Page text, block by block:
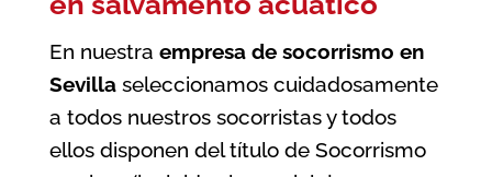
En nuestra empresa de socorrismo en
Sevilla seleccionamos cuidadosamente
a todos nuestros socorristas y todos
ellos disponen del título de Socorrismo